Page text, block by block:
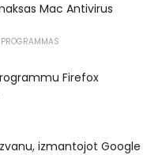
Mac Antivirus
Firefox
izmantojot Google